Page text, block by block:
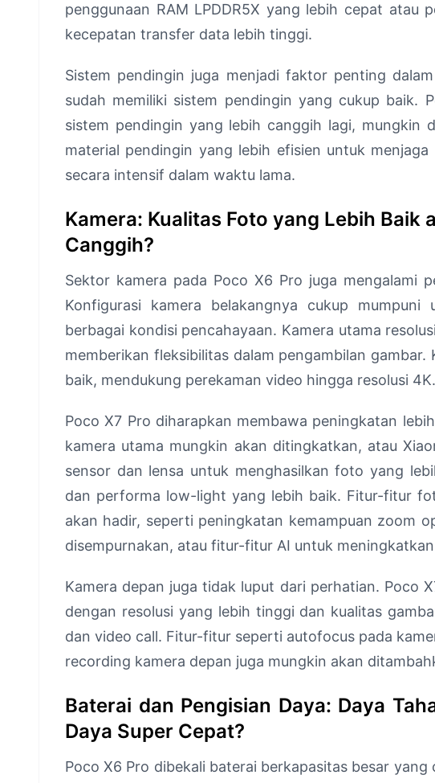
penggunaan RAM LPDDR5X yang lebih cepat atau
kecepatan transfer data lebih tinggi.
Sistem pendingin juga menjadi faktor penting
sudah memiliki sistem pendingin yang cukup baik.
sistem pendingin yang lebih canggih lagi, mungkin
material pendingin yang lebih efisien untuk
secara intensif dalam waktu lama.
Kamera: Kualitas Foto yang Lebih
Canggih?
Sektor kamera pada Poco X6 Pro juga mengalami
Konfigurasi kamera belakangnya cukup
berbagai kondisi pencahayaan. Kamera utama
memberikan fleksibilitas dalam pengambilan
baik, mendukung perekaman video hingga resolusi 4K.
Poco X7 Pro diharapkan membawa peningkatan
kamera utama mungkin akan ditingkatkan, atau
sensor dan lensa untuk menghasilkan foto yang
dan performa low-light yang lebih baik. Fitur-fitur
akan hadir, seperti peningkatan kemampuan zoom
disempurnakan, atau fitur-fitur AI untuk
Kamera depan juga tidak luput dari perhatian. Poco
dengan resolusi yang lebih tinggi dan kualitas
dan video call. Fitur-fitur seperti autofocus pada
recording kamera depan juga mungkin akan
Baterai dan Pengisian Daya: Daya
Daya Super Cepat?
Poco X6 Pro dibekali baterai berkapasitas besar